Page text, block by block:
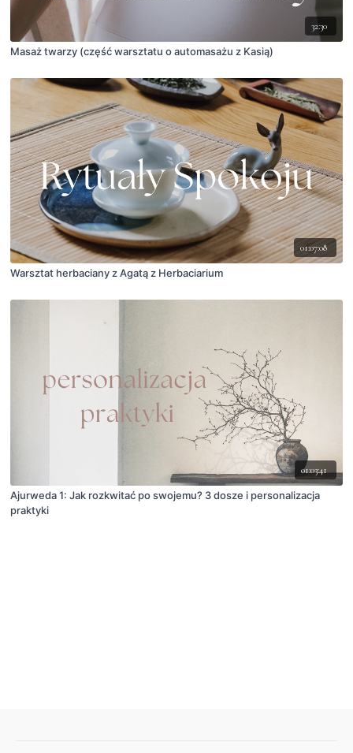
32:30
Masaż twarzy (część warsztatu o automasażu z Kasią)
01:07:08
Warsztat herbaciany z Agatą z Herbaciarium
01:03:41
Ajurweda 1: Jak rozkwitać po swojemu? 3 dosze i personalizacja
praktyki